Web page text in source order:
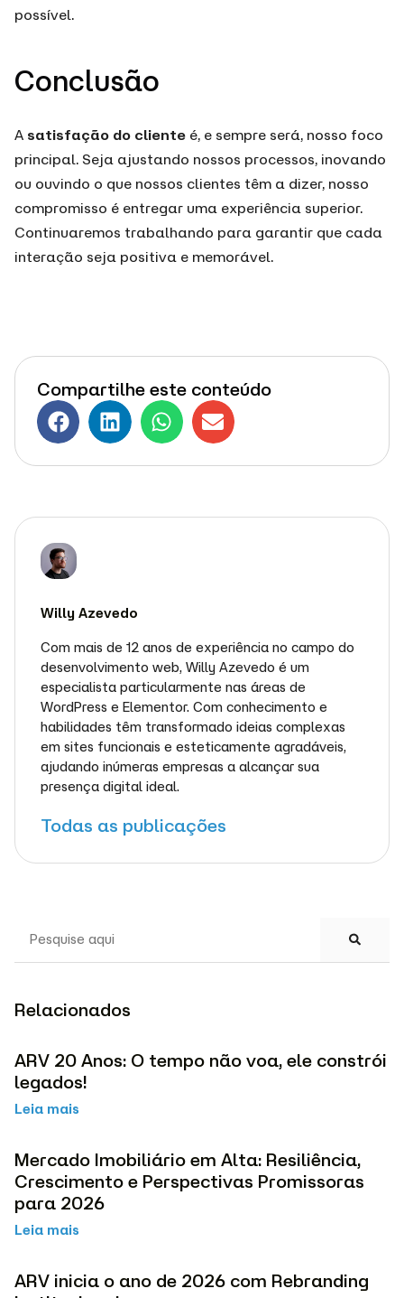
possível.
Conclusão
A satisfação do cliente é, e sempre será, nosso foco
principal. Seja ajustando nossos processos, inovando
ou ouvindo o que nossos clientes têm a dizer, nosso
compromisso é entregar uma experiência superior.
Continuaremos trabalhando para garantir que cada
interação seja positiva e memorável.
Compartilhe este conteúdo
Willy Azevedo
Com mais de 12 anos de experiência no campo do
desenvolvimento web, Willy Azevedo é um
especialista particularmente nas áreas de
WordPress e Elementor. Com conhecimento e
habilidades têm transformado ideias complexas
em sites funcionais e esteticamente agradáveis,
ajudando inúmeras empresas a alcançar sua
presença digital ideal.
Todas as publicações
Relacionados
ARV 20 Anos: O tempo não voa, ele constrói
legados!
Leia mais
Mercado Imobiliário em Alta: Resiliência,
Crescimento e Perspectivas Promissoras
para 2026
Leia mais
ARV inicia o ano de 2026 com Rebranding